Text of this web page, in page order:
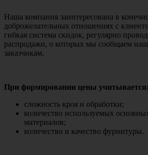
Наша компания заинтересована в
доброжелательных отношениях с
гибкая система скидок, регулярно
распродажи, о которых мы сообщаем
заказчикам.
При формировании цены учитывается:
сложность кроя и обработки;
количество используемых
материалов;
количество и качество фурнитуры.